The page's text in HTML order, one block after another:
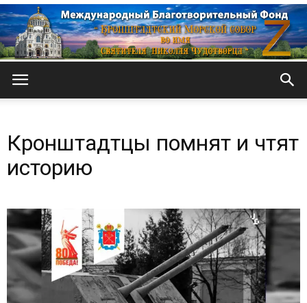
Морской
собор
Кронштадтцы помнят и чтят
историю